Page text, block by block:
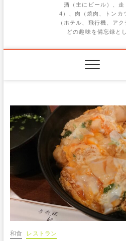
酒（主にビール）、
4）、肉（焼肉、トンカ
（ホテル、飛行機、ア
どの趣味を備忘録と
和食 レストラン